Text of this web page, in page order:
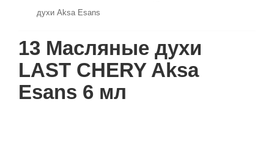
духи Aksa Esans
13 Масляные духи
LAST CHERY Aksa
Esans 6 мл